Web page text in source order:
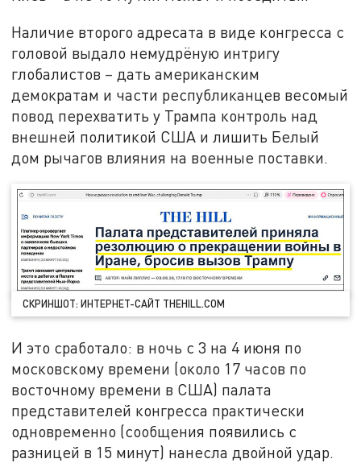
Наличие второго адресата в виде конгресса с
головой выдало немудрёную интригу
глобалистов – дать американским
демократам и части республиканцев весомый
повод перехватить у Трампа контроль над
внешней политикой США и лишить Белый
дом рычагов влияния на военные поставки.
СКРИНШОТ: ИНТЕРНЕТ-САЙТ THEHILL.COM
И это сработало: в ночь с 3 на 4 июня по
московскому времени (около 17 часов по
восточному времени в США) палата
представителей конгресса практически
одновременно (сообщения появились с
разницей в 15 минут) нанесла двойной удар.